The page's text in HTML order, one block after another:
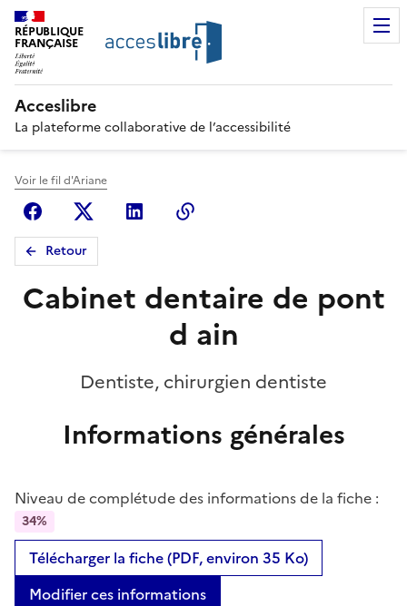
RÉPUBLIQUE
FRANÇAISE
Acceslibre
La plateforme collaborative de l’accessibilité
Voir le fil d'Ariane
FacebookX (anciennement Twitter)
Linkedin
Retour
Cabinet dentaire de pont
d ain
Dentiste, chirurgien dentiste
Informations générales
Niveau de complétude des informations de la fiche :
34%
Télécharger la fiche (PDF, environ 35 Ko)
Modifier ces informations